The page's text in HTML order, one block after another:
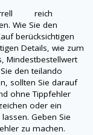
reich
Wie Sie den
berücksichtigen
Details, wie zum
Mindestbestellwert
denteilando
sollten Sie darauf
ohne Tippfehler
oder ein
Geben Sie
zu machen.